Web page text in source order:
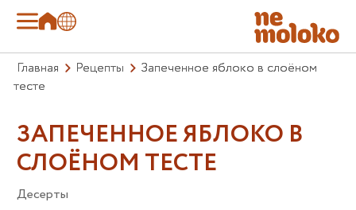
Главная Рецепты
Запеченное яблоко в слоёном
тесте
ЗАПЕЧЕННОЕ ЯБЛОКО В
СЛОЁНОМ ТЕСТЕ
Десерты